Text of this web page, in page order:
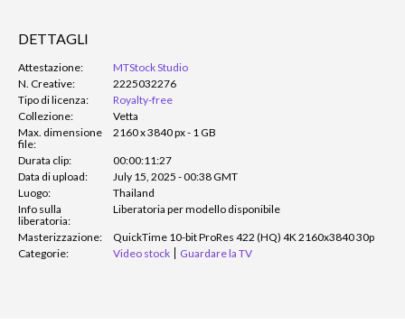
DETTAGLI
Attestazione:
MTStock Studio
N. Creative:
2225032276
Tipo di licenza:
Royalty-free
Collezione:
Vetta
Max. dimensione
file:
2160 x 3840 px - 1 GB
Durata clip:
00:00:11:27
Data di upload:
July 15, 2025 - 00:38 GMT
Luogo:
Thailand
Info sulla
liberatoria:
Liberatoria per modello disponibile
Masterizzazione:
QuickTime 10-bit ProRes 422 (HQ) 4K 2160x3840 30p
Categorie:
Video stock Guardare la TV